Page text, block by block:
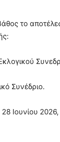
το
Συνέδριο.
Ιουνίου